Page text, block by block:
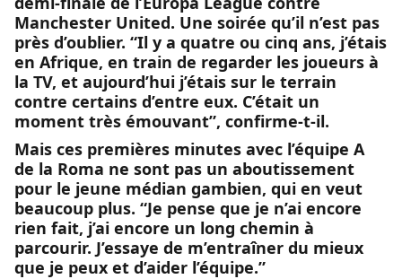
Manchester United. Une soirée qu’il n’est pas
près d’oublier. “Il y a quatre ou cinq ans, j’étais
en Afrique, en train de regarder les joueurs à
la TV, et aujourd’hui j’étais sur le terrain
contre certains d’entre eux. C’était un
moment très émouvant”, confirme-t-il.
Mais ces premières minutes avec l’équipe A
de la Roma ne sont pas un aboutissement
pour le jeune médian gambien, qui en veut
beaucoup plus. “Je pense que je n’ai encore
rien fait, j’ai encore un long chemin à
parcourir. J’essaye de m’entraîner du mieux
que je peux et d’aider l’équipe.”